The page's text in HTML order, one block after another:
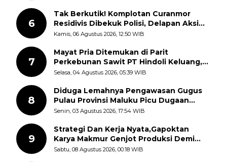
6
Tak Berkutik! Komplotan Curanmor
Residivis Dibekuk Polisi, Delapan Aksi
Curanmor Di Candipuro Terungkap
Kamis, 06 Agustus 2026, 12:50 WIB
7
Mayat Pria Ditemukan di Parit
Perkebunan Sawit PT Hindoli Keluang,
Polisi Selidiki Penyebab Kematian
Selasa, 04 Agustus 2026, 05:39 WIB
8
Diduga Lemahnya Pengawasan Gugus
Pulau Provinsi Maluku Picu Dugaan
Pungli terhadap Nelayan Bale-Bale di
Senin, 03 Agustus 2026, 17:54 WIB
9
Strategi Dan Kerja Nyata,Gapoktan
Karya Makmur Genjot Produksi Demi
Swasembada Pangan
Sabtu, 08 Agustus 2026, 00:18 WIB